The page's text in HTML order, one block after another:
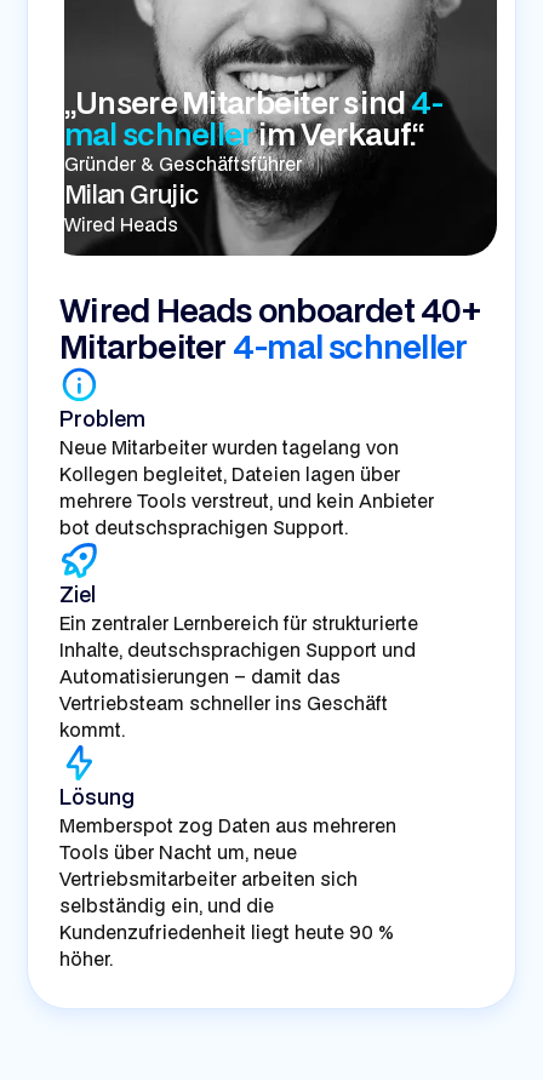
„Unsere Mitarbeiter sind4-
mal schnellerim Verkauf.“
Gründer & Geschäftsführer
Milan Grujic
Wired Heads
Wired Heads onboardet 40+
Mitarbeiter4-mal schneller
Problem
Neue Mitarbeiter wurden tagelang von
Kollegen begleitet, Dateien lagen über
mehrere Tools verstreut, und kein Anbieter
bot deutschsprachigen Support.
Ziel
Ein zentraler Lernbereich für strukturierte
Inhalte, deutschsprachigen Support und
Automatisierungen – damit das
Vertriebsteam schneller ins Geschäft
kommt.
Lösung
Memberspot zog Daten aus mehreren
Tools über Nacht um, neue
Vertriebsmitarbeiter arbeiten sich
selbständig ein, und die
Kundenzufriedenheit liegt heute 90 %
höher.